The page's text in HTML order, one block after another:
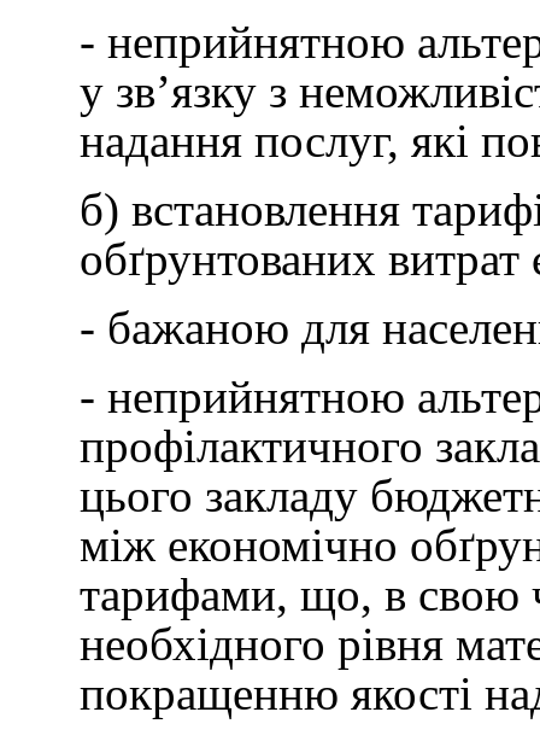
- неприйнятною
у зв’язку з
надання послуг, які
б) встановлення
обґрунтованих витрат
- бажаною для
- неприйнятною
профілактичного
цього закладу
між економічно
тарифами, що, в свою
необхідного рівня
покращенню якості